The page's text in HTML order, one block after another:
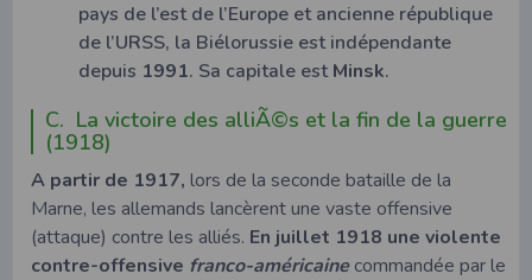
pays de l’est de l’Europe et ancienne république
de l’URSS, la Biélorussie est indépendante
depuis 1991. Sa capitale estMinsk.
C. La victoire des alliÃ©s et la fin de la guerre
(1918)
A partir de 1917, lors de la seconde bataille de la
Marne, les allemands lancèrent une vaste offensive
(attaque) contre les alliés. En juillet 1918 une violente
contre-offensive franco-américaine commandée par le